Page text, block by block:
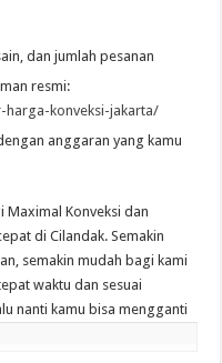
dan jumlah pesanan
resmi:
konveksi-jakarta/
anggaran yang kamu
Maximal Konveksi dan
di Cilandak. Semakin
semakin mudah bagi kami
waktu dan sesuai
nanti kamu bisa mengganti